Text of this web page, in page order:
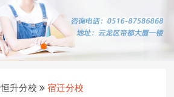
恒升分校 宿迁分校